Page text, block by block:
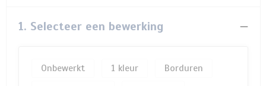
1. Selecteer een bewerking
Onbewerkt 1
Borduren